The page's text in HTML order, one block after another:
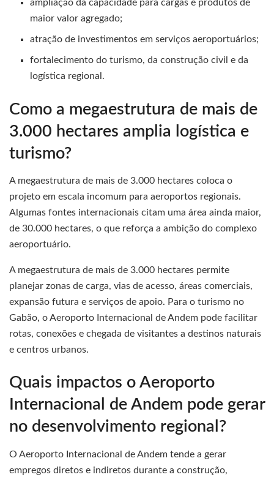
ampliação da capacidade para cargas e produtos de
maior valor agregado;
atração de investimentos em serviços aeroportuários;
fortalecimento do turismo, da construção civil e da
logística regional.
Como a megaestrutura de mais de
3.000 hectares amplia logística e
turismo?
A megaestrutura de mais de 3.000 hectares coloca o
projeto em escala incomum para aeroportos regionais.
Algumas fontes internacionais citam uma área ainda maior,
de 30.000 hectares, o que reforça a ambição do complexo
aeroportuário.
A megaestrutura de mais de 3.000 hectares permite
planejar zonas de carga, vias de acesso, áreas comerciais,
expansão futura e serviços de apoio. Para o turismo no
Gabão, o Aeroporto Internacional de Andem pode facilitar
rotas, conexões e chegada de visitantes a destinos naturais
e centros urbanos.
Quais impactos o Aeroporto
Internacional de Andem pode gerar
no desenvolvimento regional?
O Aeroporto Internacional de Andem tende a gerar
empregos diretos e indiretos durante a construção,